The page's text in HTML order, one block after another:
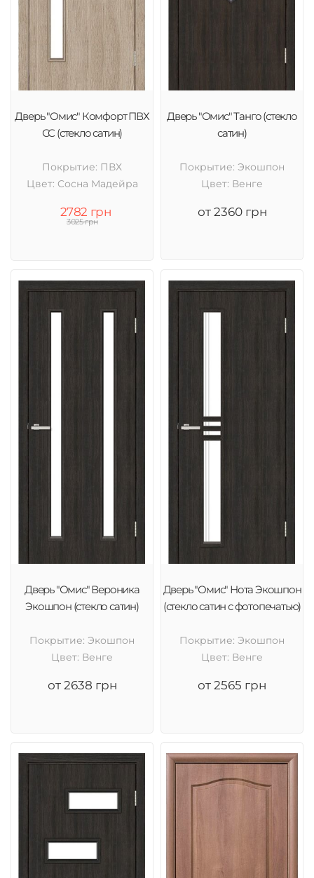
Дверь "Омис" Комфорт ПВХ
СС (стекло сатин)
Покрытие: ПВХ
Цвет: Cосна Мадейра
2782 грн
3025 грн
Дверь "Омис" Танго (стекло
сатин)
Покрытие: Экошпон
Цвет: Венге
от 2360 грн
Дверь "Омис" Вероника
Экошпон (стекло сатин)
Покрытие: Экошпон
Цвет: Венге
от 2638 грн
Дверь "Омис" Нота Экошпон
(стекло сатин с фотопечатью)
Покрытие: Экошпон
Цвет: Венге
от 2565 грн